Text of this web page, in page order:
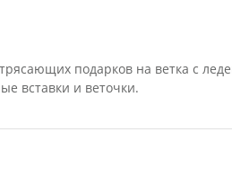
подарков на ветка с
вставки и веточки.